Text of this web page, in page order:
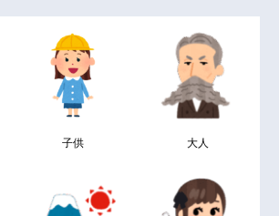
子供 大人